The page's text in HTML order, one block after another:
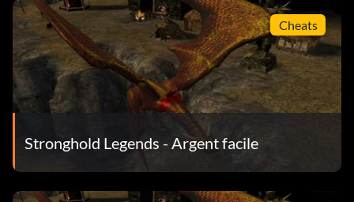
Cheats
Stronghold Legends - Argent facile